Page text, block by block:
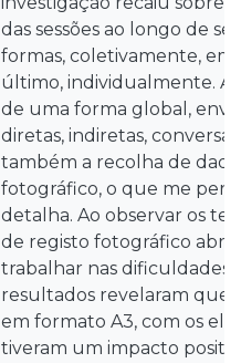
das sessões ao longo de
formas, coletivamente, em
último, individualmente.
de uma forma global,
diretas, indiretas,
também a recolha de
fotográfico, o que me
detalha. Ao observar os
de registo fotográfico
trabalhar nas dificuldades
resultados revelaram que
em formato A3, com os
tiveram um impacto